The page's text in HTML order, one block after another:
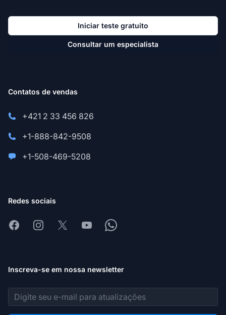
Iniciar teste gratuito
Consultar um especialista
Contatos de vendas
+421 2 33 456 826
+1-888-842-9508
+1-508-469-5208
Redes sociais
FacebookInstagram
X YoutubeWhatsapp
Inscreva-se em nossa newsletter
Endereço de e-mail